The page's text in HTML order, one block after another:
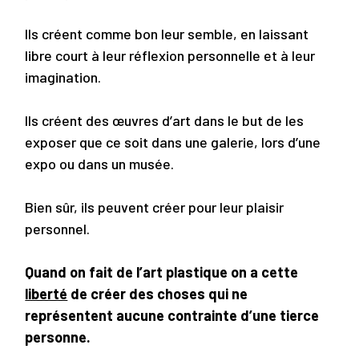
Ils créent comme bon leur semble, en laissant
libre court à leur réflexion personnelle et à leur
imagination.
Ils créent des œuvres d’art dans le but de les
exposer que ce soit dans une galerie, lors d’une
expo ou dans un musée.
Bien sûr, ils peuvent créer pour leur plaisir
personnel.
Quand on fait de l’art plastique on a cette
liberté de créer des choses qui ne
représentent aucune contrainte d’une tierce
personne.